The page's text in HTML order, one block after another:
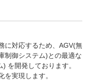
に対応するため、AGV(無
制御システム)との最適な
を開発しております。
を実現します。